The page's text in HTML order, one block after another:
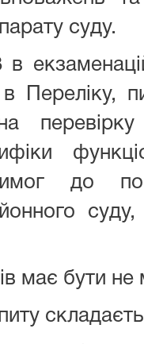
суду.
в Переліку,
до
суду,
має бути